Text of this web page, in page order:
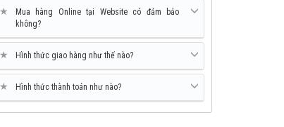
★
Mua hàng Online tại Website có đảm bảo
không?
★ Hình thức giao hàng như thế nào?
★ Hình thức thành toán như nào?